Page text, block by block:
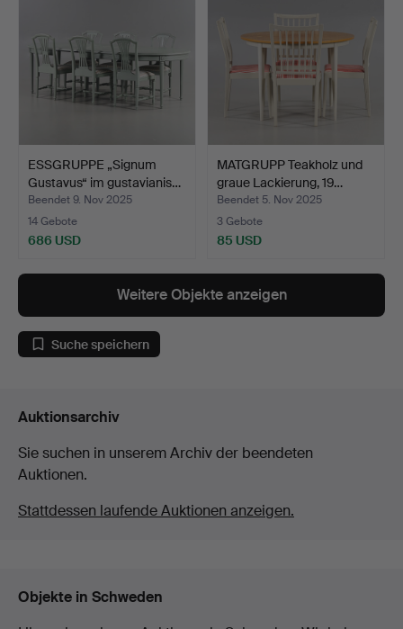
ESSGRUPPE „Signum
Gustavus“ im gustavianis…
Beendet 9. Nov 2025
14 Gebote
686 USD
MATGRUPP Teakholz und
graue Lackierung, 19…
Beendet 5. Nov 2025
3 Gebote
85 USD
Weitere Objekte anzeigen
Suche speichern
Auktionsarchiv
Sie suchen in unserem Archiv der beendeten
Auktionen.
Stattdessen laufende Auktionen anzeigen.
Objekte in Schweden